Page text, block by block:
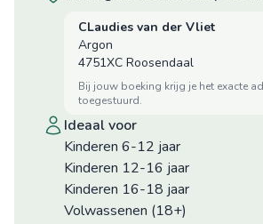
CLaudies van der Vliet
Argon
4751XC Roosendaal
bij jouw boeking krijg je het exacte adres
toegestuurd.
ideaal voor
Kinderen 6-12 jaar
Kinderen 12-16 jaar
Kinderen 16-18 jaar
Volwassenen (18+)